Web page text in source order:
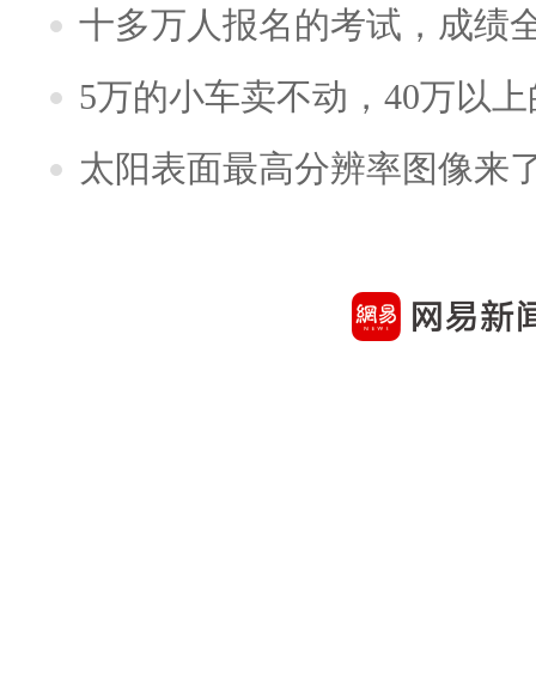
十多万人报名的考试，成绩
5万的小车卖不动，40万以
太阳表面最高分辨率图像来